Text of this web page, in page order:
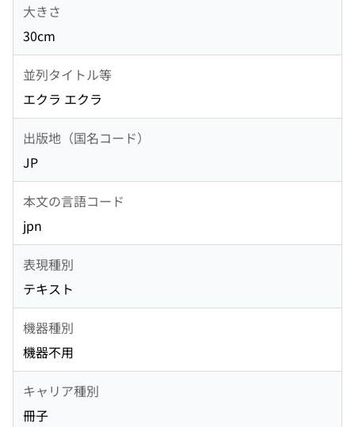
大きさ
30cm
並列タイトル等
エクラ エクラ
出版地（国名コード）
JP
本文の言語コード
jpn
表現種別
テキスト
機器種別
機器不用
キャリア種別
冊子